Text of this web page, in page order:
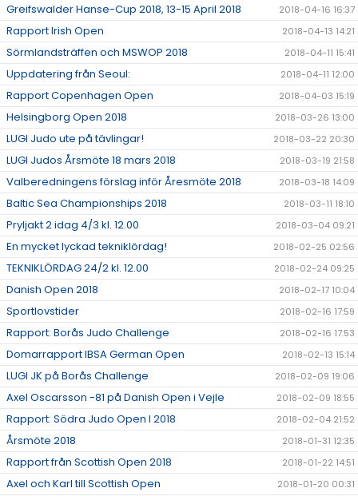
Greifswalder Hanse-Cup 2018, 13-15 April 2018 2018-04-16 16:37
Rapport Irish Open 2018-04-13 14:21
Sörmlandsträffen och MSWOP 2018 2018-04-11 15:41
Uppdatering från Seoul: 2018-04-11 12:00
Rapport Copenhagen Open 2018-04-03 15:19
Helsingborg Open 2018 2018-03-26 13:00
LUGI Judo ute på tävlingar! 2018-03-22 20:30
LUGI Judos Årsmöte 18 mars 2018 2018-03-19 21:58
Valberedningens förslag inför Åresmöte 2018 2018-03-18 14:09
Baltic Sea Championships 2018 2018-03-11 18:10
Pryljakt 2 idag 4/3 kl. 12.00 2018-03-04 09:21
En mycket lyckad tekniklördag! 2018-02-25 02:56
TEKNIKLÖRDAG 24/2 kl. 12.00 2018-02-24 09:25
Danish Open 2018 2018-02-17 10:04
Sportlovstider 2018-02-16 17:59
Rapport: Borås Judo Challenge 2018-02-16 17:53
Domarrapport IBSA German Open 2018-02-13 15:14
LUGI JK på Borås Challenge 2018-02-09 19:06
Axel Oscarsson -81 på Danish Open i Vejle 2018-02-09 18:55
Rapport: Södra Judo Open I 2018 2018-02-04 21:52
Årsmöte 2018 2018-01-31 12:35
Rapport från Scottish Open 2018 2018-01-22 14:51
Axel och Karl till Scottish Open 2018-01-20 00:31